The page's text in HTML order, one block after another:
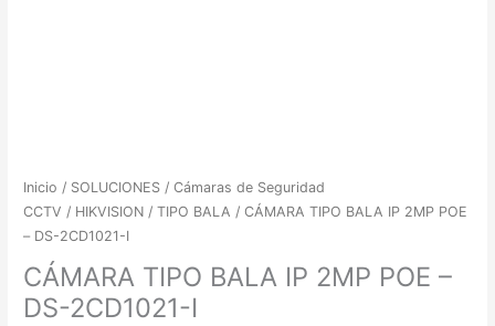
Inicio / SOLUCIONES /Cámaras de Seguridad
CCTV / HIKVISION /TIPO BALA / CÁMARA TIPO BALA IP 2MP POE
– DS-2CD1021-I
CÁMARA TIPO BALA IP 2MP POE –
DS-2CD1021-I